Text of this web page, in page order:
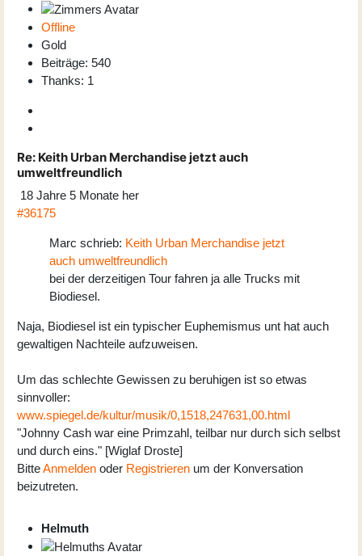
Offline
Gold
Beiträge: 540
Thanks: 1
Re: Keith Urban Merchandise jetzt auch
umweltfreundlich
18 Jahre 5 Monate her
#36175
Marc schrieb: Keith Urban Merchandise jetzt
auch umweltfreundlich
bei der derzeitigen Tour fahren ja alle Trucks mit
Biodiesel.
Naja, Biodiesel ist ein typischer Euphemismus unt hat auch
gewaltigen Nachteile aufzuweisen.
Um das schlechte Gewissen zu beruhigen ist so etwas
sinnvoller:
www.spiegel.de/kultur/musik/0,1518,247631,00.html
"Johnny Cash war eine Primzahl, teilbar nur durch sich selbst
und durch eins." [Wiglaf Droste]
BitteAnmelden oder Registrieren um der Konversation
beizutreten.
Helmuth